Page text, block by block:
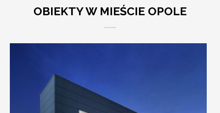
OBIEKTY W MIEŚCIE OPOLE